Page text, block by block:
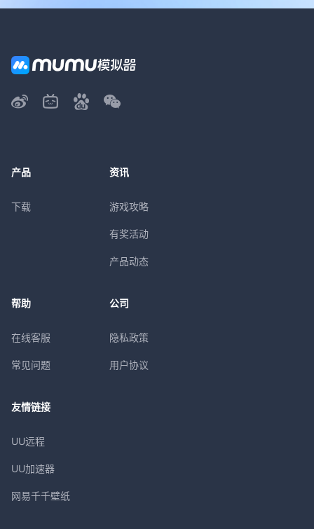
产品
下载
资讯
游戏攻略
有奖活动
产品动态
帮助
在线客服
常见问题
公司
隐私政策
用户协议
友情链接
UU远程
UU加速器
网易千千壁纸